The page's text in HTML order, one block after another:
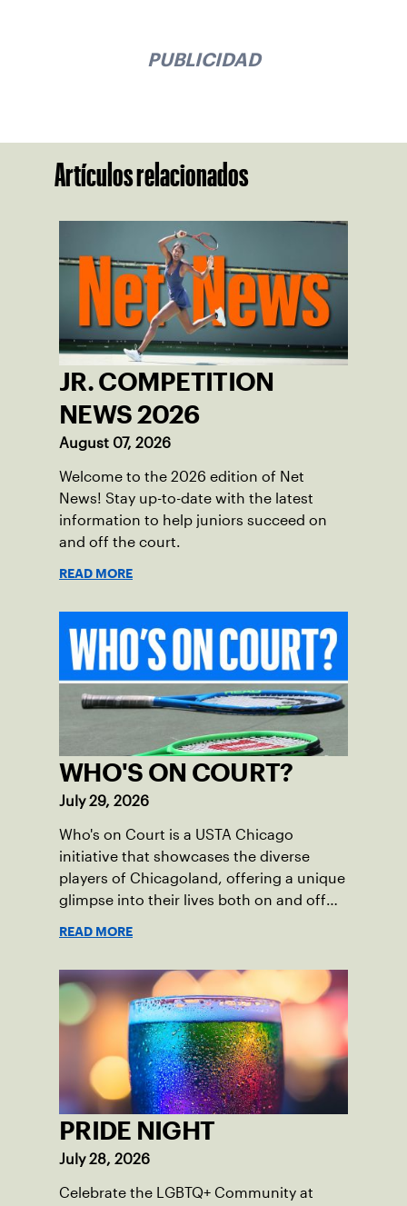
PUBLICIDAD
Artículos relacionados
JR. COMPETITION
NEWS 2026
August 07, 2026
Welcome to the 2026 edition of Net
News! Stay up-to-date with the latest
information to help juniors succeed on
and off the court.
READ MORE
WHO'S ON COURT?
July 29, 2026
Who's on Court is a USTA Chicago
initiative that showcases the diverse
players of Chicagoland, offering a unique
glimpse into their lives both on and off
READ MORE
PRIDE NIGHT
July 28, 2026
Celebrate the LGBTQ+ Community at